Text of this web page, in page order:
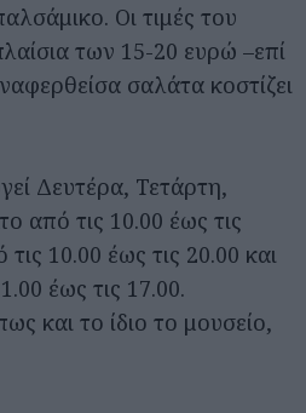
Οι τιμές του
των 15-20 ευρώ –επί
σαλάτα κοστίζει
Δευτέρα, Τετάρτη,
από τις 10.00 έως τις
10.00 έως τις 20.00 και
έως τις 17.00.
και το ίδιο το μουσείο,